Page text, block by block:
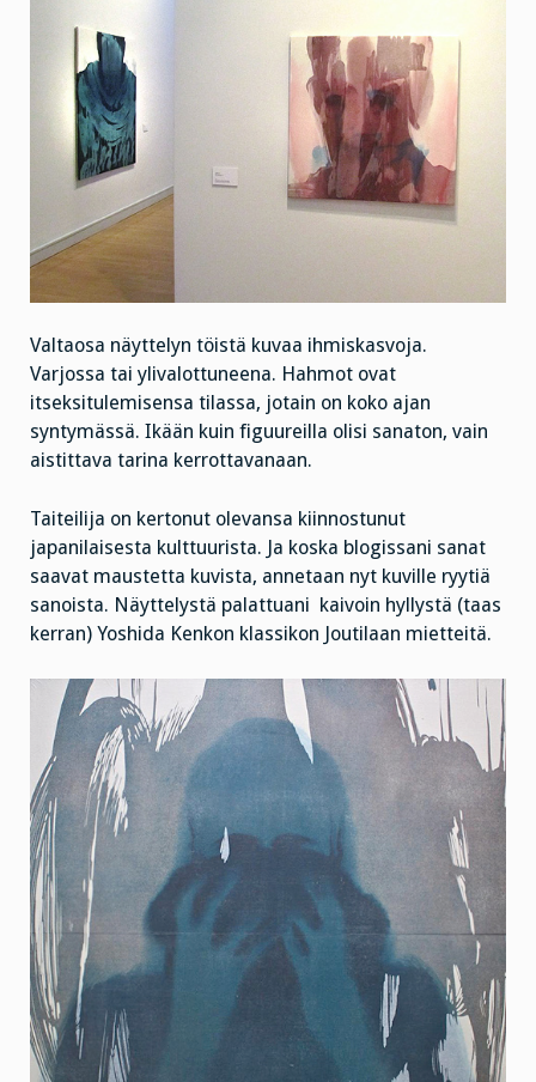
Valtaosa näyttelyn töistä kuvaa ihmiskasvoja.
Varjossa tai ylivalottuneena. Hahmot ovat
itseksitulemisensa tilassa, jotain on koko ajan
syntymässä. Ikään kuin figuureilla olisi sanaton, vain
aistittava tarina kerrottavanaan.
Taiteilija on kertonut olevansa kiinnostunut
japanilaisesta kulttuurista. Ja koska blogissani sanat
saavat maustetta kuvista, annetaan nyt kuville ryytiä
sanoista. Näyttelystä palattuani kaivoin hyllystä (taas
kerran) Yoshida Kenkon klassikon Joutilaan mietteitä.